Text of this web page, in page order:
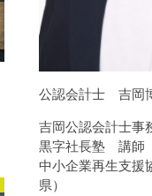
公認会計士 吉岡
吉岡公認会計士
黒字社長塾 講師
中小企業再生支援
県）